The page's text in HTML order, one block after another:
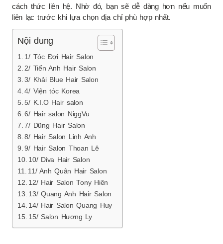
cách thức liên hệ. Nhờ đó, bạn sẽ dễ dàng hơn nếu muốn
liên lạc trước khi lựa chọn địa chỉ phù hợp nhất.
Nội dung
1/ Tóc Đợi Hair Salon
2/ Tiến Anh Hair Salon
3/ Khải Blue Hair Salon
4/ Viện tóc Korea
5/ K.I.O Hair salon
6/ Hair salon NiggVu
7/ Dũng Hair Salon
8/ Hair Salon Linh Anh
9/ Hair Salon Thoan Lê
10/ Diva Hair Salon
11/ Anh Quân Hair Salon
12/ Hair Salon Tony Hiên
13/ Quang Anh Hair Salon
14/ Hair Salon Quang Huy
15/ Salon Hương Ly